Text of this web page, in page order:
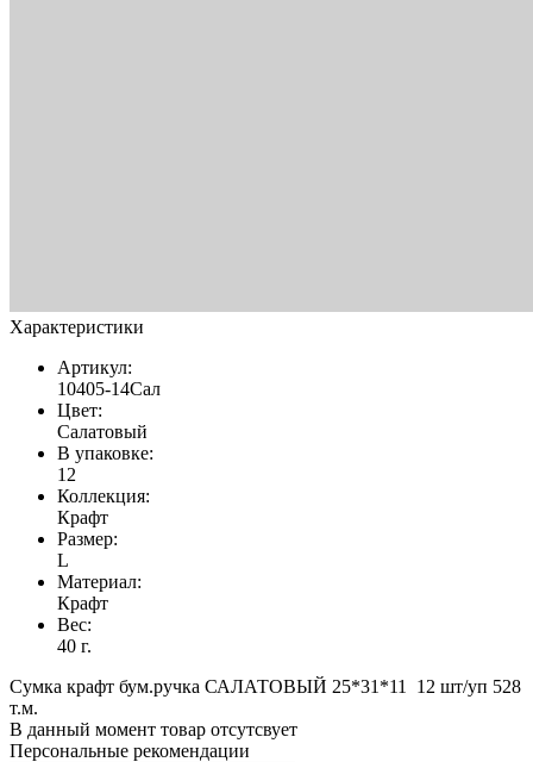
Характеристики
Артикул:
10405-14Сал
Цвет:
Салатовый
В упаковке:
12
Коллекция:
Крафт
Размер:
L
Материал:
Крафт
Вес:
40 г.
Сумка крафт бум.ручка САЛАТОВЫЙ 25*31*11 12 шт/уп 528
т.м.
В данный момент товар отсутсвует
Персональные рекомендации